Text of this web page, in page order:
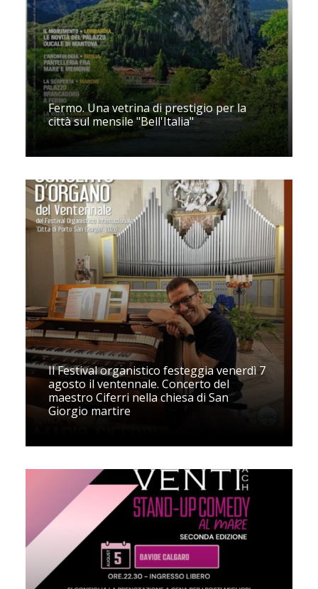
Fermo. Una vetrina di prestigio per la
città sul mensile "Bell'Italia"
Il Festival organistico festeggia venerdì 7
agosto il ventennale. Concerto del
maestro Ciferri nella chiesa di San
Giorgio martire